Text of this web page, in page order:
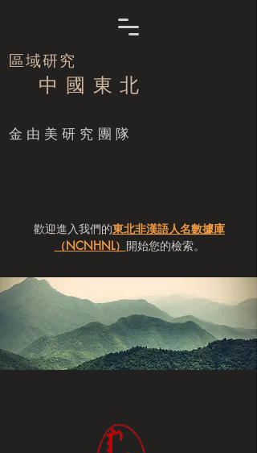
區域研究
中 國 東 北
​金由美研究團隊
歡迎進入我們的東北非漢語人名數據庫
（NCNHNL） 開始您的檢索。